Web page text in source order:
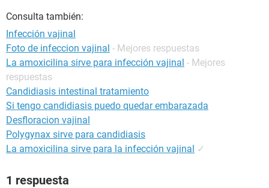
Consulta también:
Infección vajinal
Foto de infeccion vajinal - Mejores respuestas
La amoxicilina sirve para infección vajinal - Mejores
respuestas
Candidiasis intestinal tratamiento
Si tengo candidiasis puedo quedar embarazada
Desfloracion vajinal
Polygynax sirve para candidiasis
La amoxicilina sirve para la infección vajinal ✓
1 respuesta